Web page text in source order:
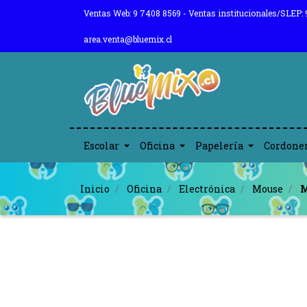
Ventas Web: 9 7408 8569 - Ventas institucionales/SLEP:
area.venta@bluemix.cl
Escolar Oficina Papelería
Inicio Oficina Electrónica Mouse